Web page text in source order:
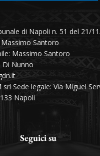
di Napoli n. 51 del 21/
Santoro
Massimo Santoro
Di Nunno
Sede legale: Via Miguel
Napoli
Seguici su